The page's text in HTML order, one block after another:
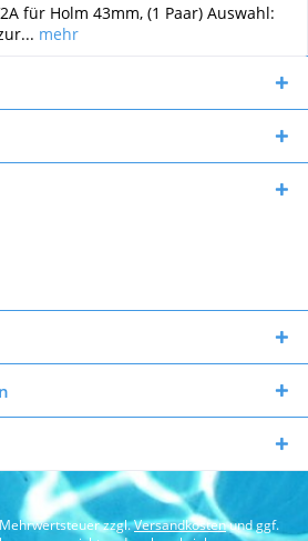
für Holm 43mm, (1 Paar) Auswahl:
mehr
zzgl.Versandkostenund ggf.